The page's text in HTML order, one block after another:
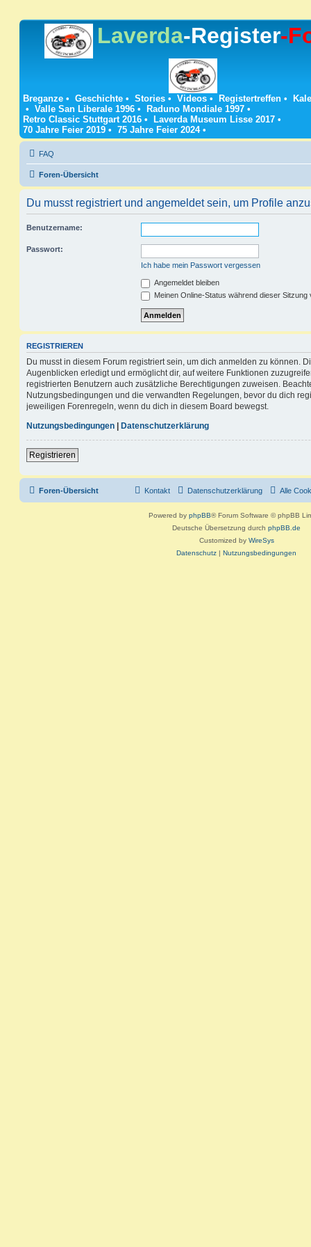
Laverda-Register-
Breganze • Geschichte • Stories • Videos • Registertreffen •
• Valle San Liberale 1996 • Raduno Mondiale 1997 •
Retro Classic Stuttgart 2016 • Laverda Museum Lisse 2017 •
70 Jahre Feier 2019 • 75 Jahre Feier 2024•
FAQ
Foren-Übersicht
Du musst registriert und angemeldet sein, um Profile
Benutzername:
Passwort:
Ich habe mein Passwort vergessen
Angemeldet bleiben
Meinen Online-Status während dieser Sitzung
REGISTRIEREN
Du musst in diesem Forum registriert sein, um dich anmelden zu können.
Augenblicken erledigt und ermöglicht dir, auf weitere Funktionen
registrierten Benutzern auch zusätzliche Berechtigungen zuweisen.
Nutzungsbedingungen und die verwandten Regelungen, bevor du dich
jeweiligen Forenregeln, wenn du dich in diesem Board bewegst.
Nutzungsbedingungen
Datenschutzerklärung
Registrieren
Foren-Übersicht Alle
Datenschutzerklärung
Kontakt
Powered by phpBB® Forum Software © phpBB
Deutsche Übersetzung durch phpBB.de
Customized by WireSys
Datenschutz | Nutzungsbedingungen